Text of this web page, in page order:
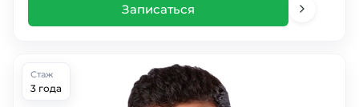
Записаться
Стаж
3 года